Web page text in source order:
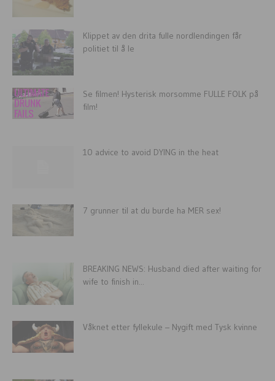
Klippet av den drita fulle nordlendingen får
politiet til å le
Se filmen! Hysterisk morsomme FULLE FOLK på
film!
10 advice to avoid DYING in the heat
7 grunner til at du burde ha MER sex!
BREAKING NEWS: Husband died after waiting for
wife to finish in...
Våknet etter fyllekule – Nygift med Tysk kvinne